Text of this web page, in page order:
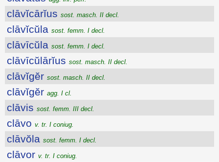
clāvĭcārĭus sost. masch. II decl.
clāvĭcŭla sost. femm. I decl.
clāvīcŭla sost. femm. I decl.
clāvīcŭlārĭus sost. masch. II decl.
clāvĭgĕr sost. masch. II decl.
clāvĭgĕr agg. I cl.
clāvis sost. femm. III decl.
clāvo v. tr. I coniug.
clāvŏla sost. femm. I decl.
clāvor v. tr. I coniug.